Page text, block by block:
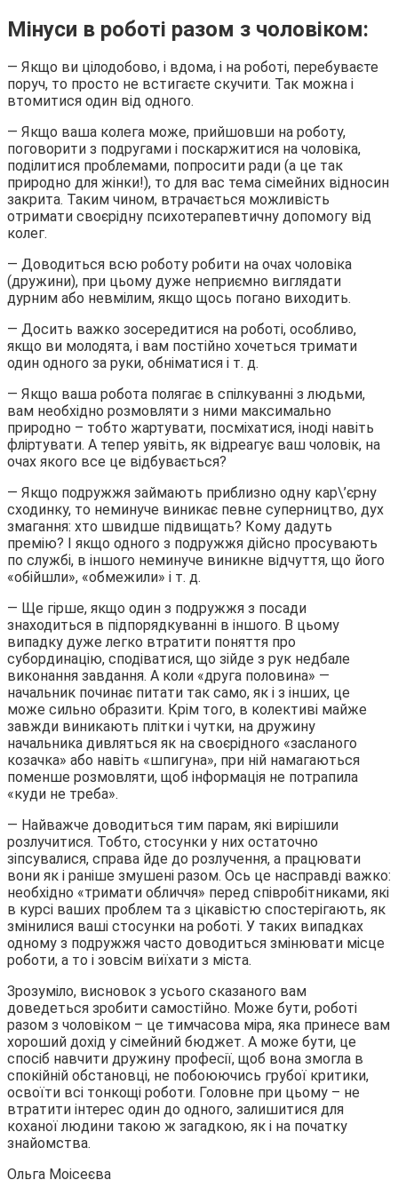
Мінуси в роботі разом з чоловіком:
— Якщо ви цілодобово, і вдома, і на роботі, перебуваєте
поруч, то просто не встигаєте скучити. Так можна і
втомитися один від одного.
— Якщо ваша колега може, прийшовши на роботу,
поговорити з подругами і поскаржитися на чоловіка,
поділитися проблемами, попросити ради (а це так
природно для жінки!), то для вас тема сімейних відносин
закрита. Таким чином, втрачається можливість
отримати своєрідну психотерапевтичну допомогу від
колег.
— Доводиться всю роботу робити на очах чоловіка
(дружини), при цьому дуже неприємно виглядати
дурним або невмілим, якщо щось погано виходить.
— Досить важко зосередитися на роботі, особливо,
якщо ви молодята, і вам постійно хочеться тримати
один одного за руки, обніматися і т. д.
— Якщо ваша робота полягає в спілкуванні з людьми,
вам необхідно розмовляти з ними максимально
природно – тобто жартувати, посміхатися, іноді навіть
фліртувати. А тепер уявіть, як відреагує ваш чоловік, на
очах якого все це відбувається?
— Якщо подружжя займають приблизно одну кар\’єрну
сходинку, то неминуче виникає певне суперництво, дух
змагання: хто швидше підвищать? Кому дадуть
премію? І якщо одного з подружжя дійсно просувають
по службі, в іншого неминуче виникне відчуття, що його
«обійшли», «обмежили» і т. д.
— Ще гірше, якщо один з подружжя з посади
знаходиться в підпорядкуванні в іншого. В цьому
випадку дуже легко втратити поняття про
субординацію, сподіватися, що зійде з рук недбале
виконання завдання. А коли «друга половина» —
начальник починає питати так само, як і з інших, це
може сильно образити. Крім того, в колективі майже
завжди виникають плітки і чутки, на дружину
начальника дивляться як на своєрідного «засланого
козачка» або навіть «шпигуна», при ній намагаються
поменше розмовляти, щоб інформація не потрапила
«куди не треба».
— Найважче доводиться тим парам, які вирішили
розлучитися. Тобто, стосунки у них остаточно
зіпсувалися, справа йде до розлучення, а працювати
вони як і раніше змушені разом. Ось це насправді важко:
необхідно «тримати обличчя» перед співробітниками, які
в курсі ваших проблем та з цікавістю спостерігають, як
змінилися ваші стосунки на роботі. У таких випадках
одному з подружжя часто доводиться змінювати місце
роботи, а то і зовсім виїхати з міста.
Зрозуміло, висновок з усього сказаного вам
доведеться зробити самостійно. Може бути, роботі
разом з чоловіком – це тимчасова міра, яка принесе вам
хороший дохід у сімейний бюджет. А може бути, це
спосіб навчити дружину професії, щоб вона змогла в
спокійній обстановці, не побоюючись грубої критики,
освоїти всі тонкощі роботи. Головне при цьому – не
втратити інтерес один до одного, залишитися для
коханої людини такою ж загадкою, як і на початку
знайомства.
Ольга Моісеєва